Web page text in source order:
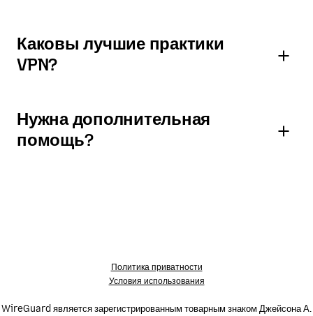
Каковы лучшие практики
VPN?
Нужна дополнительная
помощь?
Политика приватности
Условия использования
WireGuard является зарегистрированным товарным знаком Джейсона А.